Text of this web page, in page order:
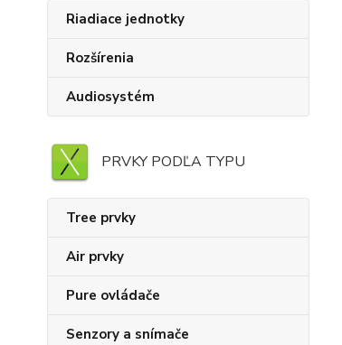
Riadiace jednotky
Rozšírenia
Audiosystém
PRVKY PODĽA TYPU
Tree prvky
Air prvky
Pure ovládače
Senzory a snímače